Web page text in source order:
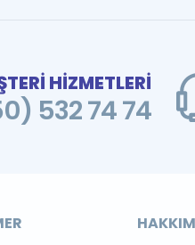
HİZMETLERİ
532 74 74